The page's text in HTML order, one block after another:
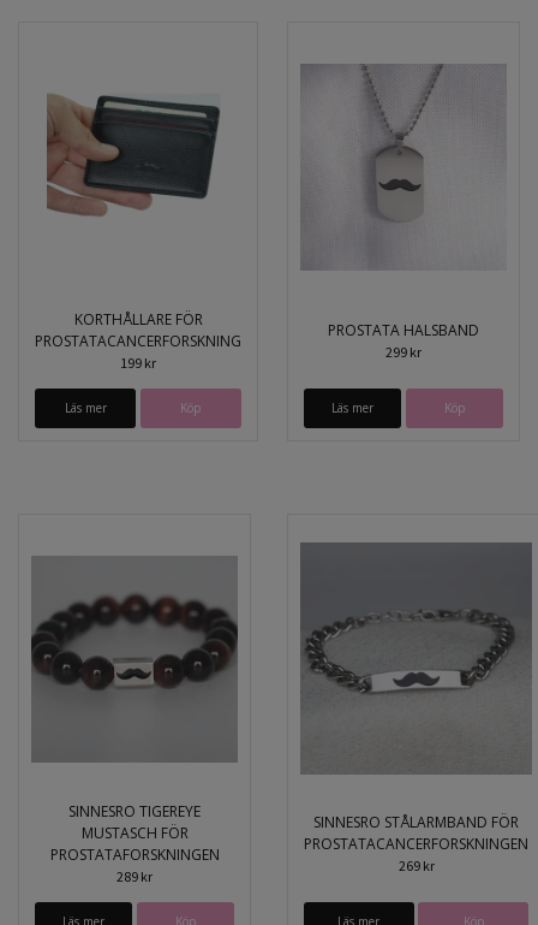
KORTHÅLLARE FÖR
PROSTATACANCERFORSKNING
199 kr
Läs mer
PROSTATA HALSBAND
299 kr
Läs mer
SINNESRO TIGEREYE
MUSTASCH FÖR
PROSTATAFORSKNINGEN
289 kr
Läs mer Köp
SINNESRO STÅLARMBAND FÖR
PROSTATACANCERFORSKNINGEN
269 kr
Läs mer Köp